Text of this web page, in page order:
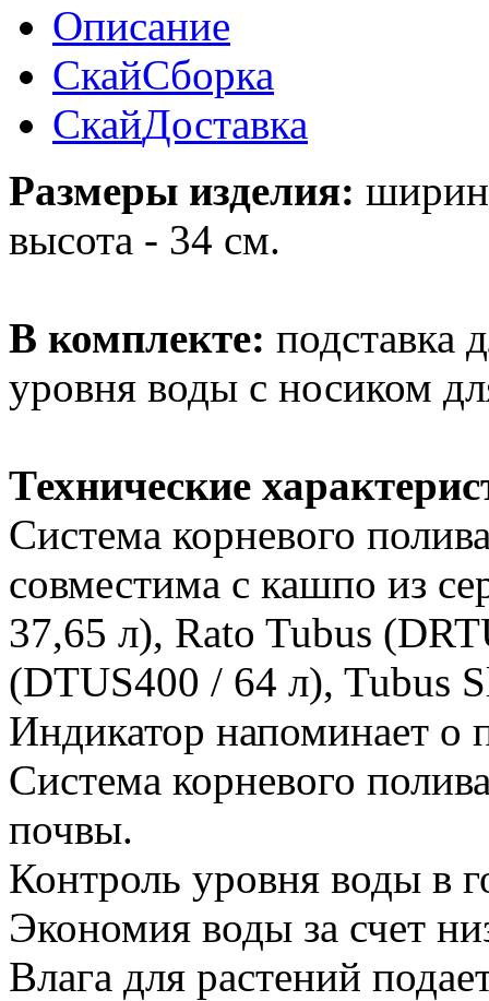
Описание
СкайСборка
СкайДоставка
Размеры изделия:
высота - 34 см.
В комплекте: подставка
уровня воды с носиком
Технические
Система корневого
совместима с кашпо из
37,65 л), Rato Tubus
(DTUS400 / 64 л), Tubus
Индикатор напоминает о
Система корневого
почвы.
Контроль уровня воды в
Экономия воды за счет
Влага для растений